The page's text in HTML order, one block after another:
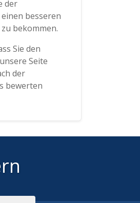
der
besseren
bekommen.
Sie den
Seite
der
bewerten